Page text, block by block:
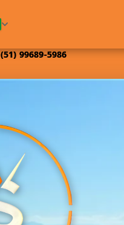
(51) 99689-5986